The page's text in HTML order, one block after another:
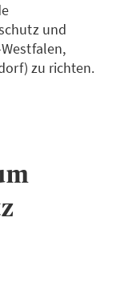
und
zu richten.